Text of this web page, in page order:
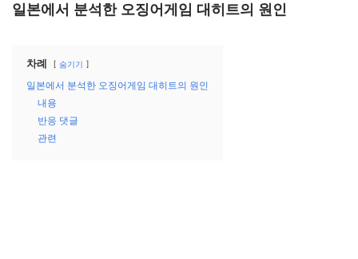
일본에서 분석한 오징어게임 대히트의 원인
차례 숨기기
일본에서 분석한 오징어게임 대히트의 원인
내용
반응 댓글
관련